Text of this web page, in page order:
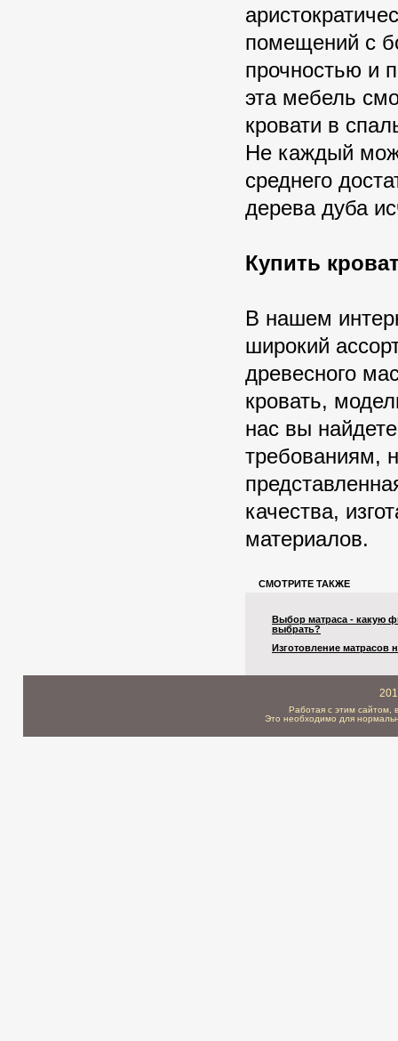
помещений с
прочностью и
эта мебель
кровати в
Не каждый
среднего
дерева дуба
Купить
В нашем
широкий
древесного
кровать,
нас вы
требованиям,
качества,
материалов.
СМОТРИТЕ ТАКЖЕ
Выбор матраса - какую
выбрать?
Изготовление матрасов
Работая с этим сайтом,
Это необходимо для